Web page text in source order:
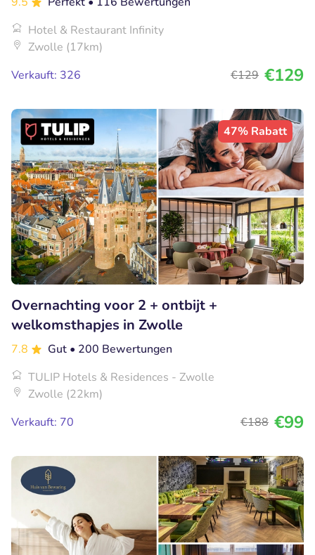
Hotel & Restaurant Infinity
Zwolle (17km)
Verkauft: 326
€129 €129
47% Rabatt
Overnachting voor 2 + ontbijt +
welkomsthapjes in Zwolle
7.8 Gut • 200 Bewertungen
TULIP Hotels & Residences - Zwolle
Zwolle (22km)
Verkauft: 70
€188 €99